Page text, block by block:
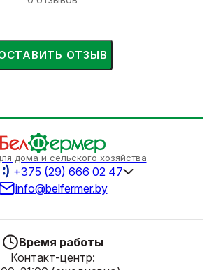
ОТЗЫВ
дома и сельского хозяйства
+375 (29) 666 02 47
info@belfermer.by
Время работы
Контакт-центр: